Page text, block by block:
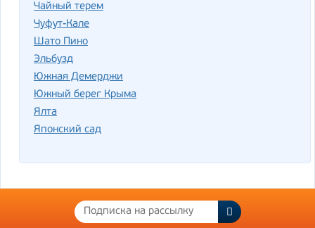
Чайный терем
Чуфут-Кале
Шато Пино
Эльбузд
Южная Демерджи
Южный берег Крыма
Ялта
Японский сад